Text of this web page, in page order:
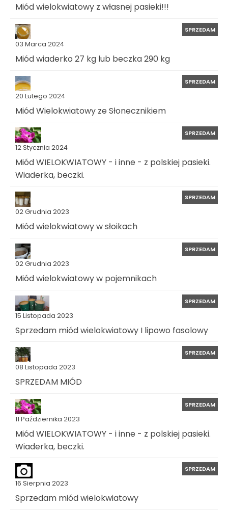
Miód wielokwiatowy z własnej pasieki!!!
03 Marca 2024
SPRZEDAM
Miód wiaderko 27 kg lub beczka 290 kg
20 Lutego 2024
SPRZEDAM
Miód Wielokwiatowy ze Słonecznikiem
12 Stycznia 2024
SPRZEDAM
Miód WIELOKWIATOWY - i inne - z polskiej pasieki.
Wiaderka, beczki.
02 Grudnia 2023
SPRZEDAM
Miód wielokwiatowy w słoikach
02 Grudnia 2023
SPRZEDAM
Miód wielokwiatowy w pojemnikach
15 Listopada 2023
SPRZEDAM
Sprzedam miód wielokwiatowy I lipowo fasolowy
08 Listopada 2023
SPRZEDAM
SPRZEDAM MIÓD
11 Października 2023
SPRZEDAM
Miód WIELOKWIATOWY - i inne - z polskiej pasieki.
Wiaderka, beczki.
16 Sierpnia 2023
SPRZEDAM
Sprzedam miód wielokwiatowy